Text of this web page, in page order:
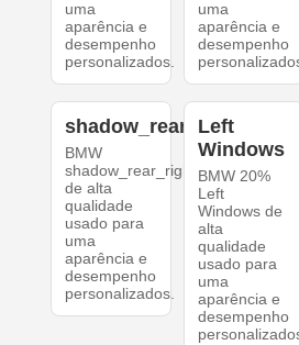
uma
aparência e
desempenho
personalizados.
uma
aparência e
desempenho
shadow_rear_right
BMW
shadow_rear_right
de alta
qualidade
usado para
uma
aparência e
desempenho
personalizados.
Left
Windows
BMW 20%
Left
Windows de
alta
qualidade
usado para
uma
aparência e
desempenho